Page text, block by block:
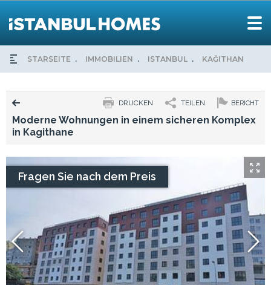
STARSEITE IMMOBILIEN ISTANBUL KAĞITHANE
BERICHT
TEILEN
DRUCKEN
Moderne Wohnungen in einem sicheren Komplex
in Kagithane
Fragen Sie nach dem Preis